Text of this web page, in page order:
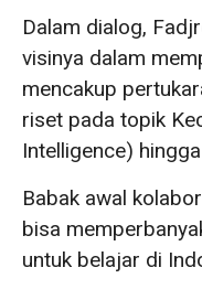
Dalam dialog,
visinya dalam
mencakup
riset pada topik
Intelligence)
Babak awal
bisa
untuk belajar di